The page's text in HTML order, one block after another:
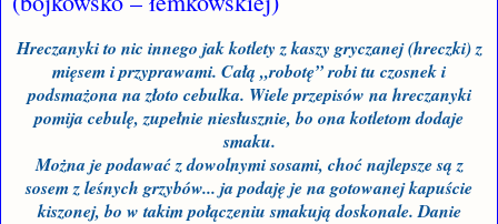
Hreczanyki to nic innego jak kotlety z kaszy gryczanej (hreczki) z
mięsem i przyprawami. Całą „robotę” robi tu czosnek i
podsmażona na złoto cebulka. Wiele przepisów na hreczanyki
pomija cebulę, zupełnie niesłusznie, bo ona kotletom dodaje
smaku.
Można je podawać z dowolnymi sosami, choć najlepsze są z
sosem z leśnych grzybów... ja podaję je na gotowanej kapuście
kiszonej, bo w takim połączeniu smakują doskonale. Danie